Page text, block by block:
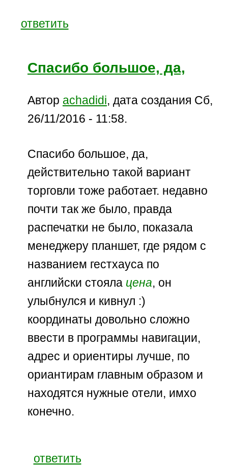
ответить
Спасибо большое, да,
Автор achadidi, дата создания Сб,
26/11/2016 - 11:58.
Спасибо большое, да,
действительно такой вариант
торговли тоже работает. недавно
почти так же было, правда
распечатки не было, показала
менеджеру планшет, где рядом с
названием гестхауса по
английски стояла цена, он
улыбнулся и кивнул :)
координаты довольно сложно
ввести в программы навигации,
адрес и ориентиры лучше, по
ориантирам главным образом и
находятся нужные отели, имхо
конечно.
ответить